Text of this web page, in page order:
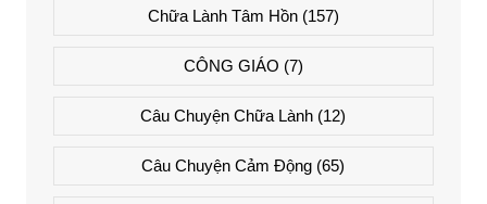
Chữa Lành Tâm Hồn(157)
CÔNG GIÁO (7)
Câu Chuyện Chữa Lành (12)
Câu Chuyện Cảm Động (65)